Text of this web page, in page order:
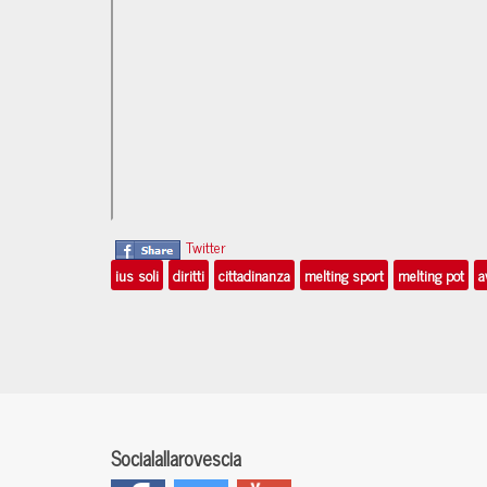
Twitter
ius soli diritti cittadinanza melting sport melting pot
Socialallarovescia